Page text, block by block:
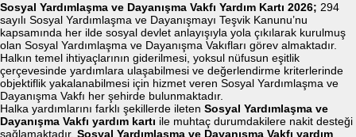
Sosyal Yardımlaşma ve Dayanışma Vakfı Yardım Kartı 2026; 294
sayılı Sosyal Yardımlaşma ve Dayanışmayı Teşvik Kanunu’nu
kapsamında her ilde sosyal devlet anlayışıyla yola çıkılarak kurulmuş
olan Sosyal Yardımlaşma ve Dayanışma Vakıfları görev almaktadır.
Halkın temel ihtiyaçlarının giderilmesi, yoksul nüfusun eşitlik
çerçevesinde yardımlara ulaşabilmesi ve değerlendirme kriterlerinde
objektiflik yakalanabilmesi için hizmet veren Sosyal Yardımlaşma ve
Dayanışma Vakfı her şehirde bulunmaktadır.
Halka yardımlarını farklı şekillerde ileten Sosyal Yardımlaşma ve
Dayanışma Vakfı yardım kartı ile muhtaç durumdakilere nakit desteği
sağlamaktadır. Sosyal Yardımlaşma ve Dayanışma Vakfı yardım